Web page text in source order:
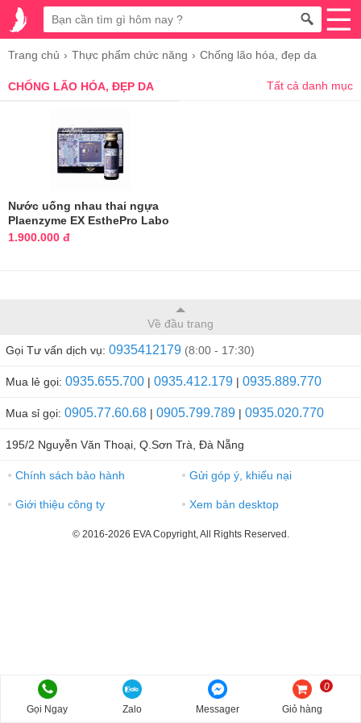
Trang chủ Thực phẩm chức năng Chống lão hóa, đẹp da
CHỐNG LÃO HÓA, ĐẸP DA Tất cả danh mục
Nước uống nhau thai ngựa
Plaenzyme EX EsthePro Labo
1.900.000 đ
Về đầu trang
Gọi Tư vấn dịch vụ: 0935412179 (8:00 - 17:30)
Mua lẻ gọi: 0935.655.700 | 0935.412.179 | 0935.889.770
Mua sỉ gọi: 0905.77.60.68 | 0905.799.789 | 0935.020.770
195/2 Nguyễn Văn Thoại, Q.Sơn Trà, Đà Nẵng
● Chính sách bảo hành ● Gửi góp ý, khiếu nại
● Giới thiệu công ty ● Xem bản desktop
© 2016-2026 EVA Copyright, All Rights Reserved.
Gọi Ngay Zalo Messager Giỏ hàng
0